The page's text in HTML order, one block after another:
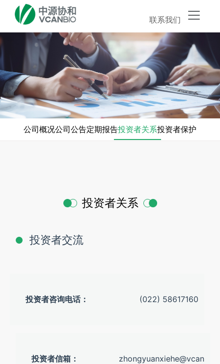
联系我们
公司概况公司公告定期报告投资者关系投资者保护
投资者关系
投资者交流
投资者咨询电话： (022) 58617160
投资者信箱：
zhongyuanxiehe@vcan